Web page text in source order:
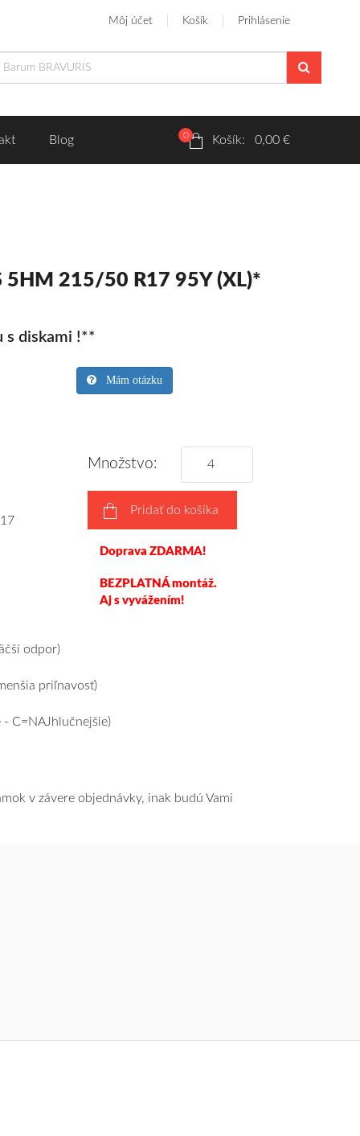
Môj účet Košík Prihlásenie
Blog 0 Košík: 0,00 €
5HM 215/50 R17 95Y (XL)*
s diskami !**
Mám otázku
Množstvo:
Pridať do košíka
Doprava ZDARMA!
BEZPLATNÁ montáž.
Aj s vyvážením!
odpor)
priľnavosť)
C=NAJhlučnejšie)
v závere objednávky, inak budú Vami